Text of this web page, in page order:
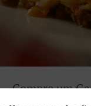
Compre um